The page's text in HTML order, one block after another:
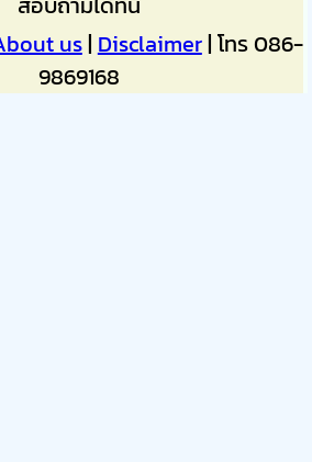
us| Disclaimer| โทร 086-
9869168